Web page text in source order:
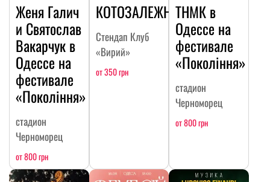
Женя Галич
и Святослав
Вакарчук в
Одессе на
фестивале
«Покоління»
стадион
Черноморец
от 800 грн
КОТОЗАЛЕЖНОСТЬ
Стендап Клуб
«Вирий»
от 350 грн
ТНМК в
Одессе на
фестивале
«Покоління»
стадион
Черноморец
от 800 грн